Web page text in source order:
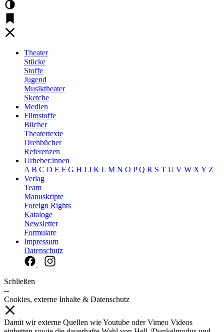
Theater
Stücke
Stoffe
Jugend
Musiktheater
Sketche
Medien
Filmstoffe
Bücher
Theatertexte
Drehbücher
Referenzen
Urheber:innen
A B C D E F G H I J K L M N O P Q R S T U V W X Y Z
Verlag
Team
Manuskripte
Foreign Rights
Kataloge
Newsletter
Formulare
Impressum
Datenschutz
Schließen
--
Cookies, externe Inhalte & Datenschutz
Damit wir externe Quellen wie Youtube oder Vimeo Videos